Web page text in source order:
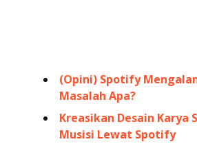
(Opini) Spotify
Masalah Apa?
Kreasikan Desain Karya
Musisi Lewat Spotify